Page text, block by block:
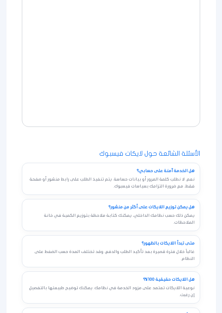
الأسئلة الشائعة حول لايكات فيسبوك
هل الخدمة آمنة على حسابي؟
نعم، لا نطلب كلمة المرور أو بيانات حساسة. يتم تنفيذ الطلب على رابط منشور أو صفحة
فقط، مع ضرورة التزامك بسياسات فيسبوك.
هل يمكن توزيع اللايكات على أكثر من منشور؟
يمكن ذلك حسب نظامك الداخلي، يمكنك كتابة ملاحظة بتوزيع الكمية في خانة
الملاحظات.
متى تبدأ اللايكات بالظهور؟
غالباً خلال فترة قصيرة بعد تأكيد الطلب والدفع، وقد تختلف المدة حسب الضغط على
النظام.
هل اللايكات حقيقية 100%؟
نوعية اللايكات تعتمد على مزود الخدمة في نظامك. يمكنك توضيح طبيعتها بالتفصيل
إن رغبت.